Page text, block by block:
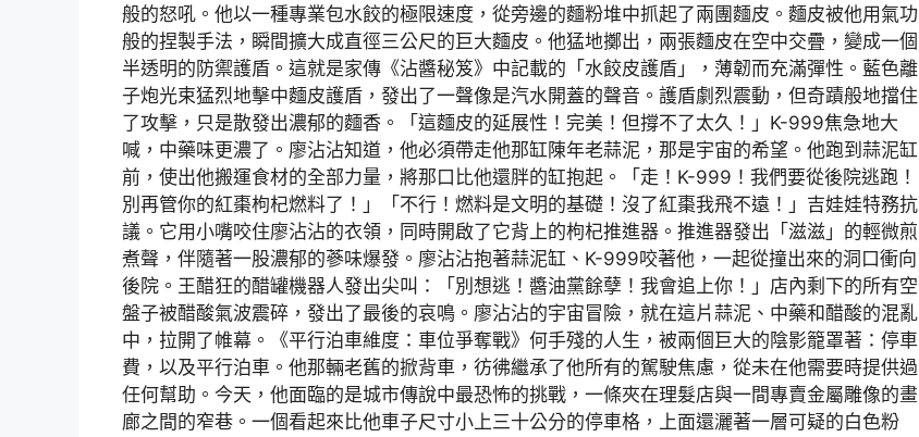
般的怒吼。他以一種專業包水餃的極限速度，從旁邊的麵粉堆中抓起了兩團麵皮。麵皮被他用氣功
般的捏製手法，瞬間擴大成直徑三公尺的巨大麵皮。他猛地擲出，兩張麵皮在空中交疊，變成一個
半透明的防禦護盾。這就是家傳《沾醬秘笈》中記載的「水餃皮護盾」，薄韌而充滿彈性。藍色離
子炮光束猛烈地擊中麵皮護盾，發出了一聲像是汽水開蓋的聲音。護盾劇烈震動，但奇蹟般地擋住
了攻擊，只是散發出濃郁的麵香。「這麵皮的延展性！完美！但撐不了太久！」K-999焦急地大
喊，中藥味更濃了。廖沾沾知道，他必須帶走他那缸陳年老蒜泥，那是宇宙的希望。他跑到蒜泥缸
前，使出他搬運食材的全部力量，將那口比他還胖的缸抱起。「走！K-999！我們要從後院逃跑！
別再管你的紅棗枸杞燃料了！」「不行！燃料是文明的基礎！沒了紅棗我飛不遠！」吉娃娃特務抗
議。它用小嘴咬住廖沾沾的衣領，同時開啟了它背上的枸杞推進器。推進器發出「滋滋」的輕微煎
煮聲，伴隨著一股濃郁的蔘味爆發。廖沾沾抱著蒜泥缸、K-999咬著他，一起從撞出來的洞口衝向
後院。王醋狂的醋罐機器人發出尖叫：「別想逃！醬油黨餘孽！我會追上你！」店內剩下的所有空
盤子被醋酸氣波震碎，發出了最後的哀鳴。廖沾沾的宇宙冒險，就在這片蒜泥、中藥和醋酸的混亂
中，拉開了帷幕。《平行泊車維度：車位爭奪戰》何手殘的人生，被兩個巨大的陰影籠罩著：停車
費，以及平行泊車。他那輛老舊的掀背車，彷彿繼承了他所有的駕駛焦慮，從未在他需要時提供過
任何幫助。今天，他面臨的是城市傳說中最恐怖的挑戰，一條夾在理髮店與一間專賣金屬雕像的畫
廊之間的窄巷。一個看起來比他車子尺寸小上三十公分的停車格，上面還灑著一層可疑的白色粉